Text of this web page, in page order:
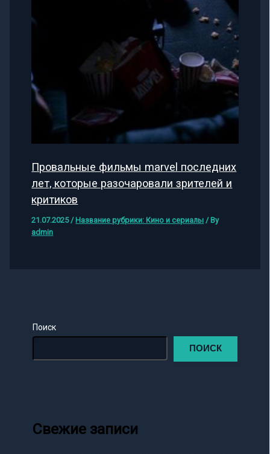
Провальные фильмы marvel последних
лет, которые разочаровали зрителей и
критиков
21.07.2025 /Название рубрики: Кино и сериалы / By
admin
Поиск
ПОИСК
Свежие записи